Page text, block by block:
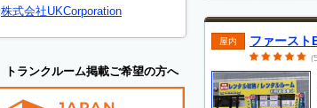
屋内 ファースト
株式会社UKCorporation
トランクルーム掲載ご希望の方へ